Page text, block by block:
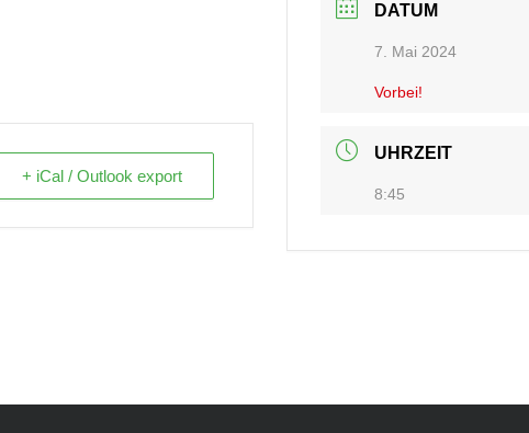
+ iCal / Outlook export
DATUM
7. Mai 2024
Vorbei!
UHRZEIT
8:45